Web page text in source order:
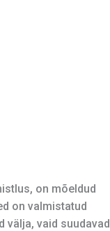
on mõeldud
on valmistatud
välja, vaid suudavad